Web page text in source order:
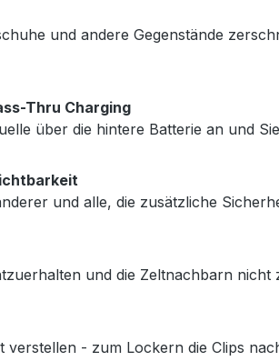
und andere Gegenstände
Thru Charging
über die hintere Batterie an und
und alle, die zusätzliche
und die Zeltnachbarn nicht
verstellen - zum Lockern die Clips